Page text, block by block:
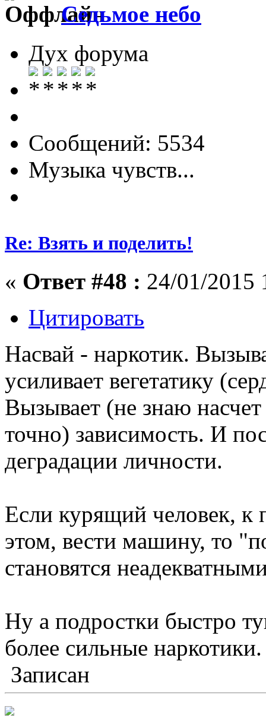
Седьмое небо
Дух форума
Сообщений: 5534
Музыка чувств...
Re: Взять и поделить!
« Ответ #48 : 24/01/2015
Цитировать
Насвай - наркотик.
усиливает вегетатику
Вызывает (не знаю
точно) зависимость. И
деградации личности.
Если курящий человек, к
этом, вести машину, то
становятся
Ну а подростки быстро
более сильные наркотики.
Записан